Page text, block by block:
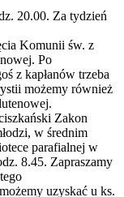
20.00. Za tydzień
Komunii św. z
Po
z kapłanów trzeba
możemy również
Zakon
w średnim
parafialnej w
8.45. Zapraszamy
uzyskać u ks.